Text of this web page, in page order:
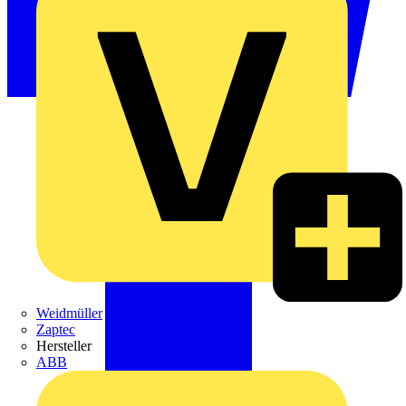
Weidmüller
Zaptec
Hersteller
ABB